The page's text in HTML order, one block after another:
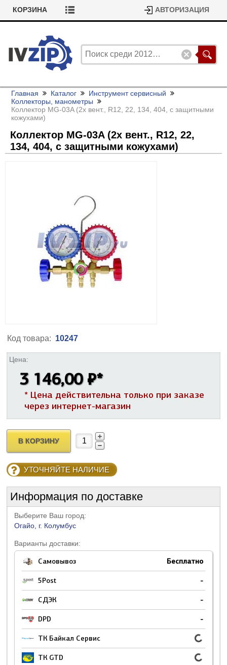
КОРЗИНА АВТОРИЗАЦИЯ
Главная Каталог
Инструмент сервисный
Коллекторы, манометры
Коллектор MG-03A (2х вент., R12, 22, 134, 404, с защитными
кожухами)
Коллектор MG-03A (2х вент., R12, 22,
134, 404, с защитными кожухами)
Код товара: 10247
Цена:
3 146,00 ₽*
* Цена действительна только при заказе
через интернет-магазин
В КОРЗИНУ
УТОЧНЯЙТЕ НАЛИЧИЕ
Информация по доставке
Выберите Ваш город:
Огайо, г. Колумбус
Варианты доставки:
Самовывоз Бесплатно
5Post -
СДЭК -
DPD -
ТК Байкал Сервис
ТК GTD